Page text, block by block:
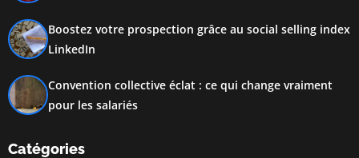
Boostez votre prospection grâce au social selling index
LinkedIn
Convention collective éclat : ce qui change vraiment
pour les salariés
Catégories